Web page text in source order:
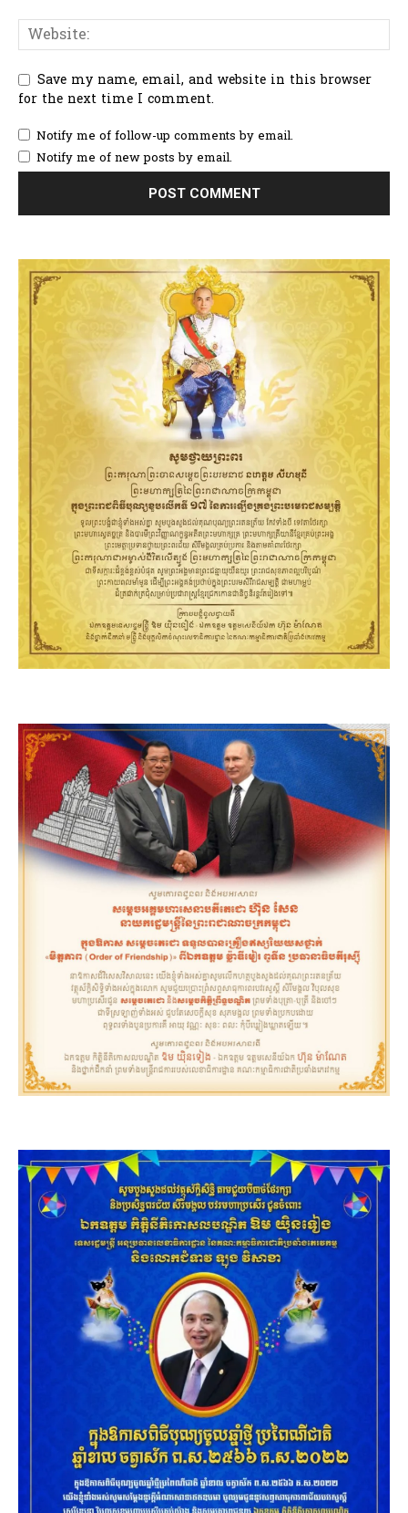
Save my name, email, and website in this browser
for the next time I comment.
Notify me of follow-up comments by email.
Notify me of new posts by email.